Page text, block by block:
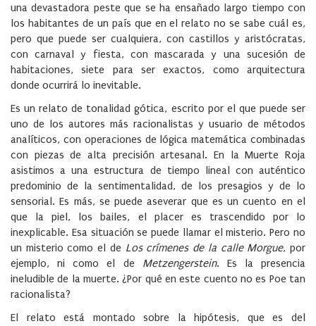
una devastadora peste que se ha ensañado largo tiempo con
los habitantes de un país que en el relato no se sabe cuál es,
pero que puede ser cualquiera, con castillos y aristócratas,
con carnaval y fiesta, con mascarada y una sucesión de
habitaciones, siete para ser exactos, como arquitectura
donde ocurrirá lo inevitable.
Es un relato de tonalidad gótica, escrito por el que puede ser
uno de los autores más racionalistas y usuario de métodos
analíticos, con operaciones de lógica matemática combinadas
con piezas de alta precisión artesanal. En la Muerte Roja
asistimos a una estructura de tiempo lineal con auténtico
predominio de la sentimentalidad, de los presagios y de lo
sensorial. Es más, se puede aseverar que es un cuento en el
que la piel, los bailes, el placer es trascendido por lo
inexplicable. Esa situación se puede llamar el misterio. Pero no
un misterio como el de Los crímenes de la calle Morgue, por
ejemplo, ni como el de Metzengerstein. Es la presencia
ineludible de la muerte. ¿Por qué en este cuento no es Poe tan
racionalista?
El relato está montado sobre la hipótesis, que es del